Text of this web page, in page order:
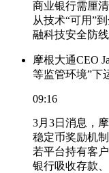
商业银行需厘
从技术“可用”
融科技安全防线
摩根大通CEO
等监管环境”下
09:16
3月3日消息，
稳定币奖励机
若平台持有客
银行吸收存款